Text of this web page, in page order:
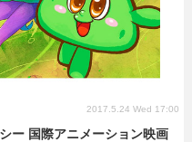
コスプレ
新帝スタ
コラム
ー 国際アニメーション映画
2017.5.24 Wed 17:00